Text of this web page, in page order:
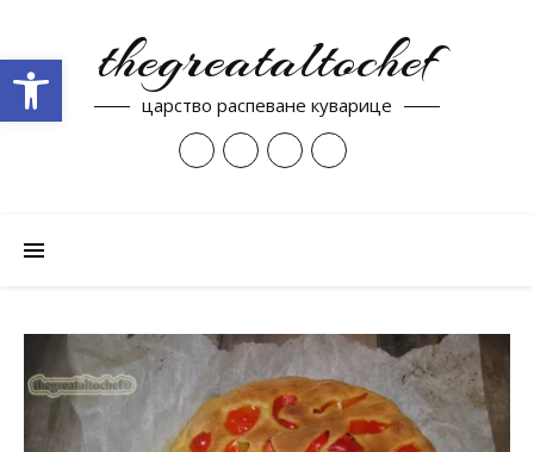
thegreataltochef
царство распеване куварице
Open toolbar